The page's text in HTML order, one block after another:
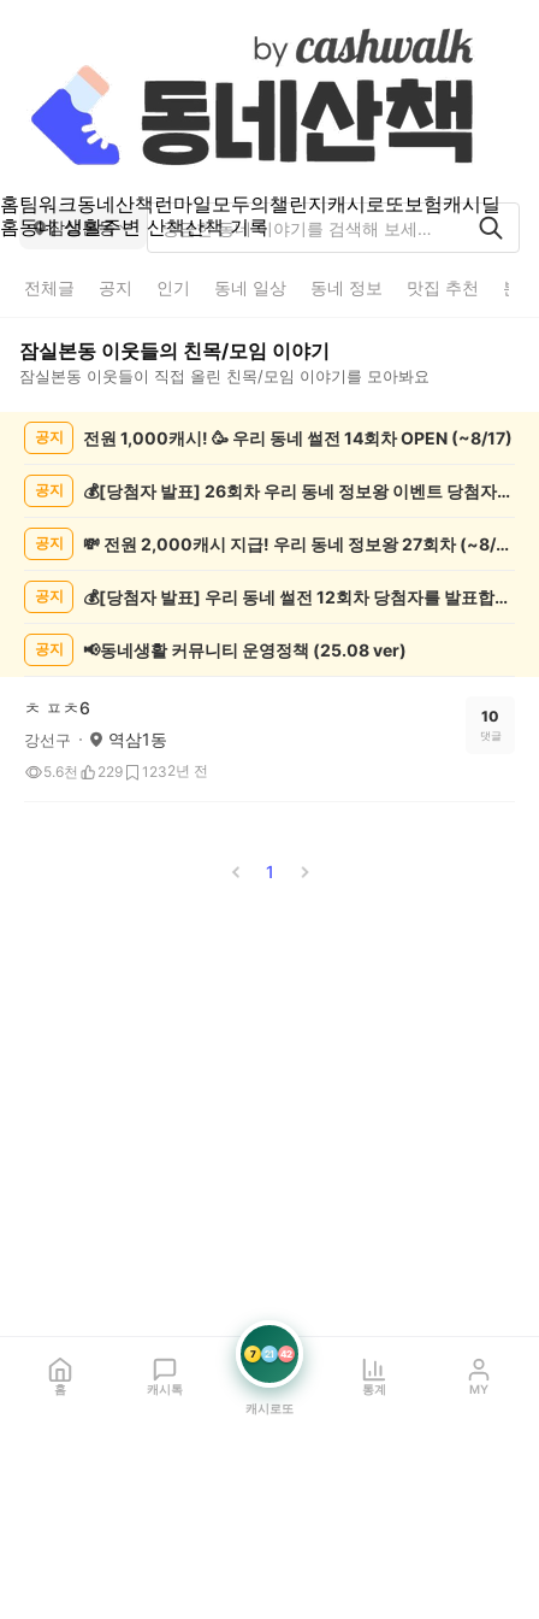
홈팀워크동네산책런마일모두의챌린지캐시로또보험캐시딜
홈동네 생활주변 산책산책 기록
잠실본동
전체글 공지 인기 동네 일상 동네 정보 맛집 추천 분
잠실본동 이웃들의 친목/모임 이야기
잠실본동 이웃들이 직접 올린 친목/모임 이야기를 모아봐요
목/
목
공지 전원 1,000캐시! 🥳 우리 동네 썰전 14회차 OPEN (~8/17)
공지 💰[당첨자 발표] 26회차 우리 동네 정보왕 이벤트 당첨자를 발표합니다!
공지 💸 전원 2,000캐시 지급! 우리 동네 정보왕 27회차 (~8/10)
공지 💰[당첨자 발표] 우리 동네 썰전 12회차 당첨자를 발표합니다!
공지 📢동네생활 커뮤니티 운영정책 (25.08 ver)
ㅊ ㅍㅊ6
강선구 역삼1동
5.6천 229 1232년 전
10
댓글
1
홈 캐시톡
7 21 42
캐시로또
통계 MY